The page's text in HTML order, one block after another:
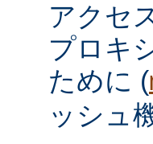
アクセ
プロキ
ために (
ッシュ